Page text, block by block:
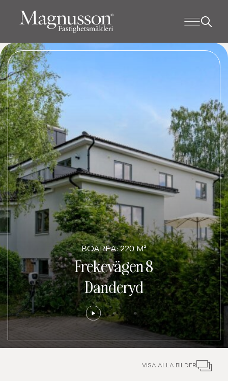
BOAREA: 220 M²
Frekevägen 8
Danderyd
VISA ALLA BILDER